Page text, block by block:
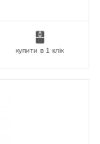
купити в 1 клік